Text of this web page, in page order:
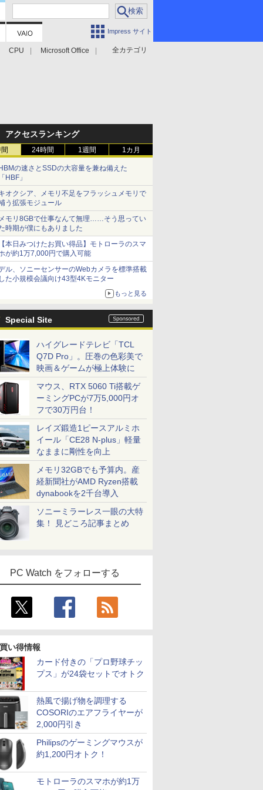
Impress サイト
全カテゴリ
CPU Microsoft Office
アクセスランキング
24時間 1週間 1カ月
の速さとSSDの大容量を兼ね備えた
HBF」
オクシア、メモリ不足をフラッシュメモリで
う拡張モジュール
モリ8GBで仕事なんて無理……そう思ってい
時期が僕にもありました
本日みつけたお買い得品】モトローラのスマ
が約1万7,000円で購入可能
ル、ソニーセンサーのWebカメラを標準搭載
た小規模会議向け43型4Kモニター
もっと見る
Special Site
ハイグレードテレビ「TCL
Q7D Pro」。圧巻の色彩美で
映画＆ゲームが極上体験に
マウス、RTX 5060 Ti搭載ゲ
ーミングPCが7万5,000円オ
フで30万円台！
レイズ鍛造1ピースアルミホ
イール「CE28 N-plus」軽量
なままに剛性を向上
メモリ32GBでも予算内。産
経新聞社がAMD Ryzen搭載
dynabookを2千台導入
ソニーミラーレス一眼の大特
集！ 見どころ記事まとめ
PC Watch をフォローする
い得情報
カード付きの「プロ野球チッ
プス」が24袋セットでオトク
熱風で揚げ物を調理する
COSORIのエアフライヤーが
2,000円引き
Philipsのゲーミングマウスが
約1,200円オトク！
モトローラのスマホが約1万